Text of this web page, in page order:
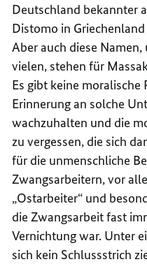
Deutschland bekannter
Distomo in
Aber auch diese
vielen, stehen für
Es gibt keine moralische
Erinnerung an solche
wachzuhalten und die
zu vergessen, die sich
für die unmenschliche
Zwangsarbeitern, vor
„Ostarbeiter“ und
die Zwangsarbeit fast
Vernichtung war. Unter
sich kein Schlussstrich